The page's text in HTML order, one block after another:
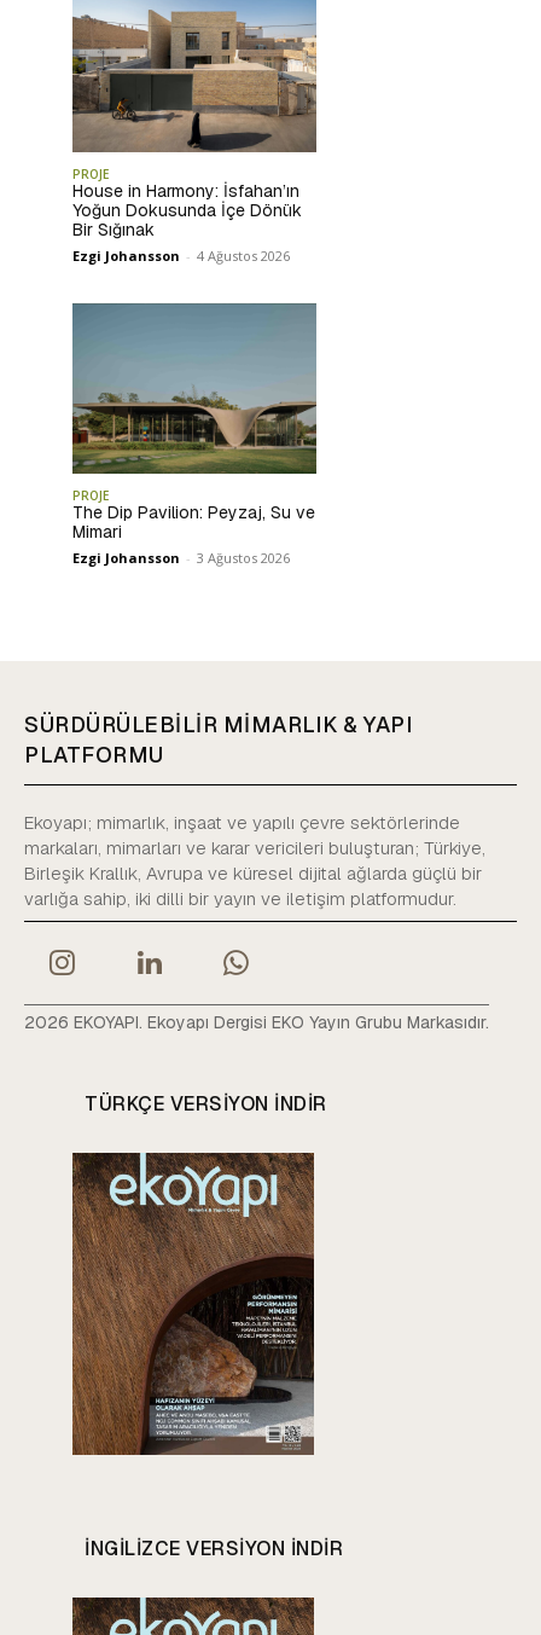
PROJE
House in Harmony: İsfahan’ın
Yoğun Dokusunda İçe Dönük
Bir Sığınak
Ezgi Johansson - 4 Ağustos 2026
PROJE
The Dip Pavilion: Peyzaj, Su ve
Mimari
Ezgi Johansson - 3 Ağustos 2026
SÜRDÜRÜLEBİLİR MİMARLIK & YAPI
PLATFORMU
Ekoyapı; mimarlık, inşaat ve yapılı çevre sektörlerinde
markaları, mimarları ve karar vericileri buluşturan; Türkiye,
Birleşik Krallık, Avrupa ve küresel dijital ağlarda güçlü bir
varlığa sahip, iki dilli bir yayın ve iletişim platformudur.
2026 EKOYAPI. Ekoyapı Dergisi EKO Yayın Grubu Markasıdır.
TÜRKÇE VERSIYON INDIR
INGILIZCE VERSIYON INDIR